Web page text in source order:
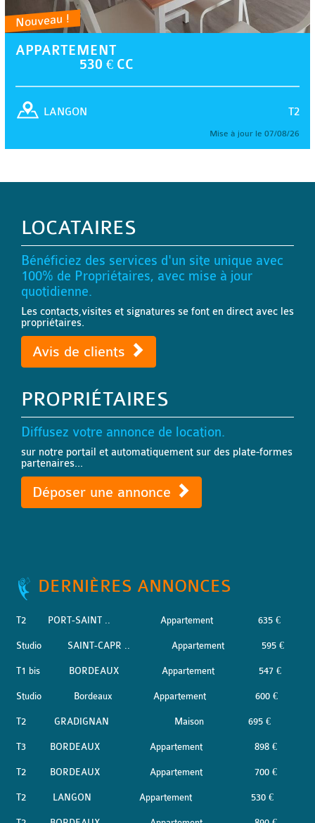
Nouveau !
APPARTEMENT
530 € CC
T2
LANGON
Mise à jour le 07/08/26
LOCATAIRES
Bénéficiez des services d'un site unique avec
100% de Propriétaires, avec mise à jour
quotidienne.
Les contacts,visites et signatures se font en direct avec les
propriétaires.
Avis de clients
PROPRIÉTAIRES
Diffusez votre annonce de location.
sur notre portail et automatiquement sur des plate-formes
partenaires...
Déposer une annonce
DERNIÈRES ANNONCES
T2 PORT-SAINT .. Appartement 635 €
Studio SAINT-CAPR .. Appartement 595 €
T1 bis BORDEAUX Appartement 547 €
Studio Bordeaux Appartement 600 €
T2 GRADIGNAN Maison 695 €
T3 BORDEAUX Appartement 898 €
T2 BORDEAUX Appartement 700 €
T2 LANGON Appartement 530 €